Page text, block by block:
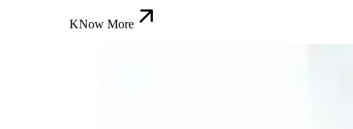
KNow More